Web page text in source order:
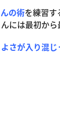
の術を練習す
には最初か
さが入り混